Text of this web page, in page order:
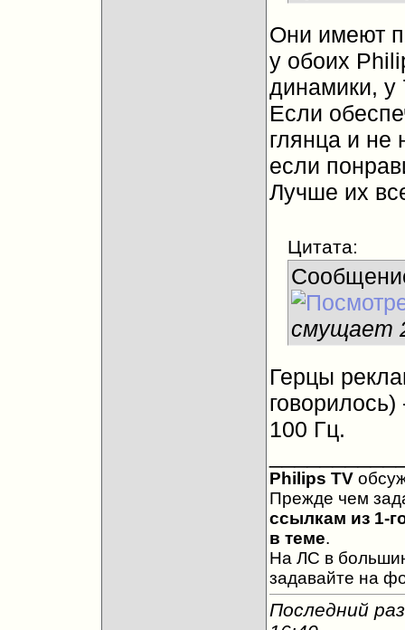
Они имеют
у обоих
динамики, у
Если
глянца и не
если
Лучше их
Цитата:
смущает
Герцы
100 Гц.
Philips TV
Прежде чем
ссылкам из 1-
в теме.
На ЛС в
задавайте на
Последний